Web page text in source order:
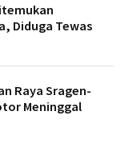
Diduga Tewas
Raya Sragen-
Meninggal